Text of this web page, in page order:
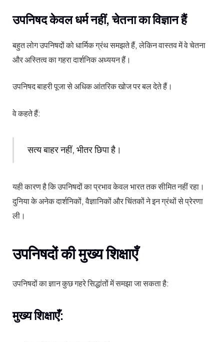
उपनिषद केवल धर्म नहीं, चेतना का विज्ञान हैं
बहुत लोग उपनिषदों को धार्मिक ग्रंथ समझते हैं, लेकिन वास्तव में वे चेतना
और अस्तित्व का गहरा दार्शनिक अध्ययन हैं।
उपनिषद बाहरी पूजा से अधिक आंतरिक खोज पर बल देते हैं।
वे कहते हैं:
सत्य बाहर नहीं, भीतर छिपा है।
यही कारण है कि उपनिषदों का प्रभाव केवल भारत तक सीमित नहीं रहा।
दुनिया के अनेक दार्शनिकों, वैज्ञानिकों और चिंतकों ने इन ग्रंथों से प्रेरणा
ली।
उपनिषदों की मुख्य शिक्षाएँ
उपनिषदों का ज्ञान कुछ गहरे सिद्धांतों में समझा जा सकता है:
मुख्य शिक्षाएँ: